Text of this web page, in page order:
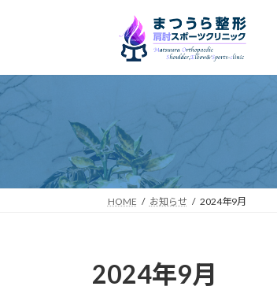
ツ
シ
HOME お知らせ 2024年9月
2024年9月